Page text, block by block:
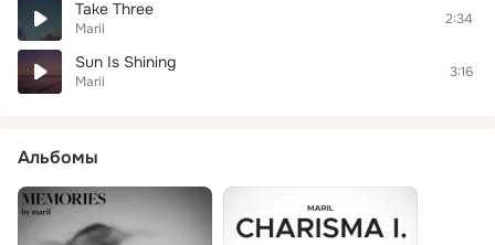
Take Three
Maril
2:34
Sun Is Shining
Maril
3:16
Альбомы